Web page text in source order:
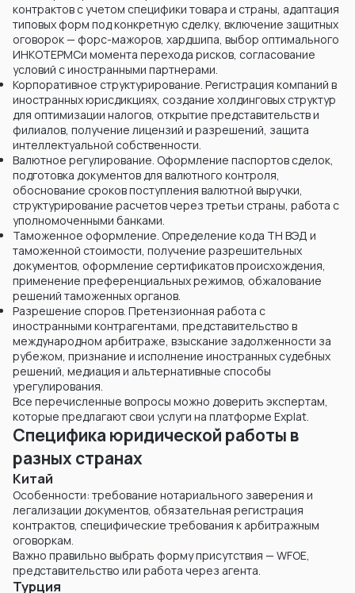
контрактов с учетом специфики товара и страны, адаптация
типовых форм под конкретную сделку, включение защитных
оговорок — форс-мажоров, хардшипа, выбор оптимального
ИНКОТЕРМСи момента перехода рисков, согласование
условий с иностранными партнерами.
Корпоративное структурирование. Регистрация компаний в
иностранных юрисдикциях, создание холдинговых структур
для оптимизации налогов, открытие представительств и
филиалов, получение лицензий и разрешений, защита
интеллектуальной собственности.
Валютное регулирование. Оформление паспортов сделок,
подготовка документов для валютного контроля,
обоснование сроков поступления валютной выручки,
структурирование расчетов через третьи страны, работа с
уполномоченными банками.
Таможенное оформление. Определение кода ТН ВЭД и
таможенной стоимости, получение разрешительных
документов, оформление сертификатов происхождения,
применение преференциальных режимов, обжалование
решений таможенных органов.
Разрешение споров. Претензионная работа с
иностранными контрагентами, представительство в
международном арбитраже, взыскание задолженности за
рубежом, признание и исполнение иностранных судебных
решений, медиация и альтернативные способы
урегулирования.
Все перечисленные вопросы можно доверить экспертам,
которые предлагают свои услуги на платформе Explat.
Специфика юридической работы в
разных странах
Китай
Особенности: требование нотариального заверения и
легализации документов, обязательная регистрация
контрактов, специфические требования к арбитражным
оговоркам.
Важно правильно выбрать форму присутствия — WFOE,
представительство или работа через агента.
Турция